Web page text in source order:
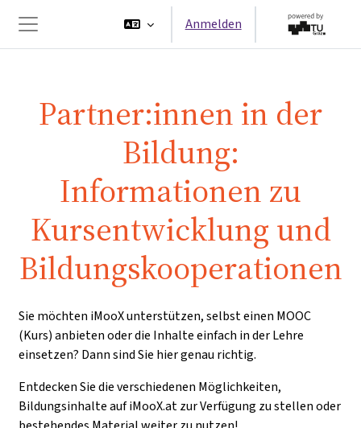
Website-Übersicht
Anmelden
Partner:innen in der
Bildung:
Informationen zu
Kursentwicklung und
Bildungs­kooperationen
Sie möchten iMooX unterstützen, selbst einen MOOC
(Kurs) anbieten oder die Inhalte einfach in der Lehre
einsetzen? Dann sind Sie hier genau richtig.
Entdecken Sie die verschiedenen Möglichkeiten,
Bildungsinhalte auf iMooX.at zur Verfügung zu stellen oder